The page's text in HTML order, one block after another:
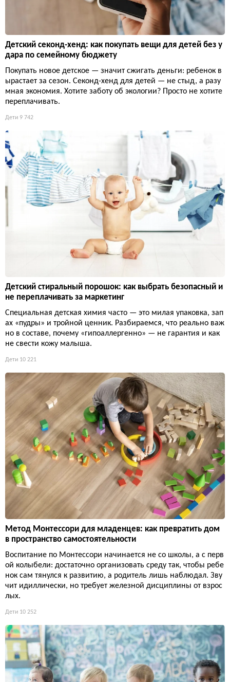
Детский секонд-хенд: как покупать вещи для детей без у
дара по семейному бюджету
Покупать новое детское — значит сжигать деньги: ребенок в
ырастает за сезон. Секонд-хенд для детей — не стыд, а разу
мная экономия. Хотите заботу об экологии? Просто не хотите
переплачивать.
Дети 9 742
Детский стиральный порошок: как выбрать безопасный и
не переплачивать за маркетинг
Специальная детская химия часто — это милая упаковка, зап
ах «пудры» и тройной ценник. Разбираемся, что реально важ
но в составе, почему «гипоаллергенно» — не гарантия и как
не свести кожу малыша.
Дети 10 221
Метод Монтессори для младенцев: как превратить дом
в пространство самостоятельности
Воспитание по Монтессори начинается не со школы, а с перв
ой колыбели: достаточно организовать среду так, чтобы ребе
нок сам тянулся к развитию, а родитель лишь наблюдал. Зву
чит идиллически, но требует железной дисциплины от взрос
лых.
Дети 10 252